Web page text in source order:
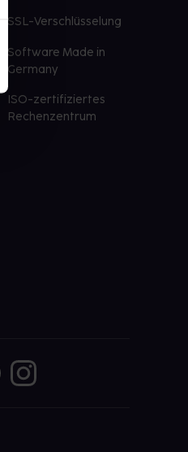
SSL-Verschlüsselung
Software Made in
Germany
ISO-zertifiziertes
Rechenzentrum